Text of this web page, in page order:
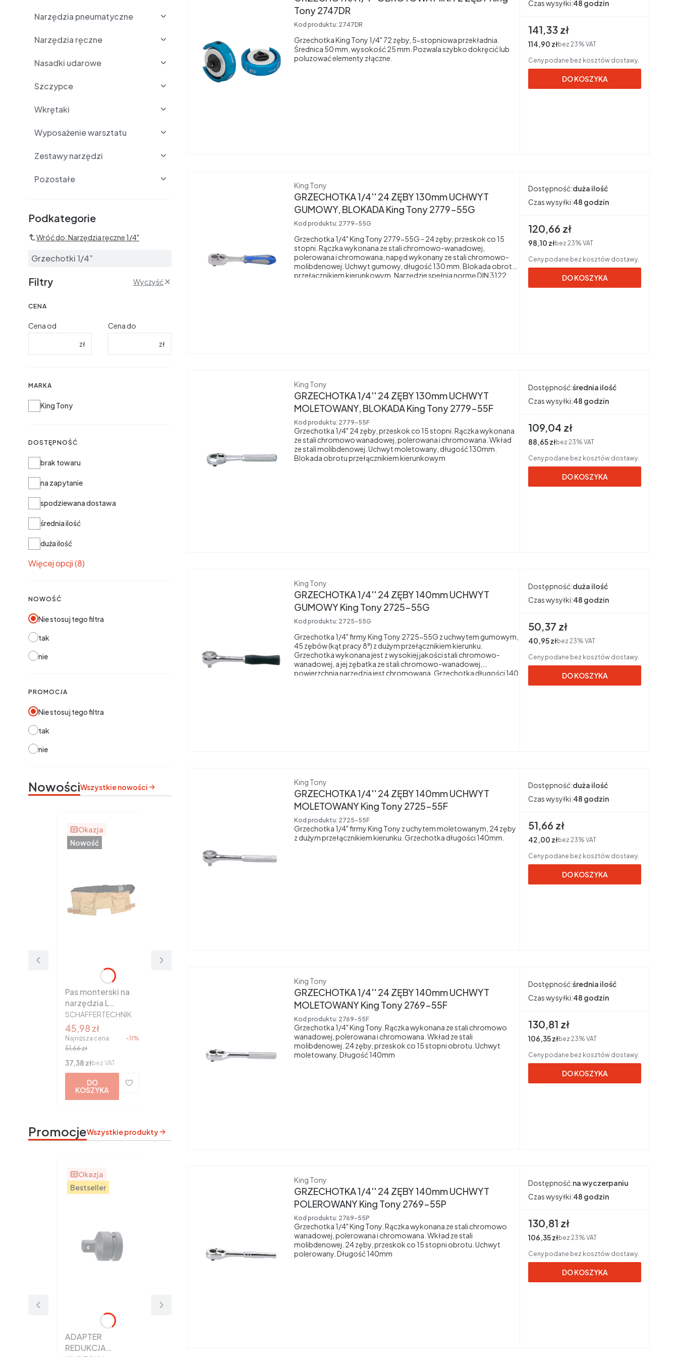
Narzędzia pneumatyczne
Narzędzia ręczne
Nasadki udarowe
Szczypce
Wkrętaki
Wyposażenie warsztatu
Zestawy narzędzi
Pozostałe
Podkategorie
Wróć do: Narzędzia ręczne 1/4"
Grzechotki 1/4”
Filtry Wyczyść
CENA
Cena od
zł
Cena do
zł
MARKA
Marka
King Tony
DOSTĘPNOŚĆ
Dostępność
brak towaru
na zapytanie
spodziewana dostawa
średnia ilość
duża ilość
Więcej opcji (8)
NOWOŚĆ
Nie stosuj tego filtra
tak
nie
PROMOCJA
Nie stosuj tego filtra
tak
nie
NowościWszystkie nowości
Okazja
Nowość
Pas monterski na
narzędzia L
zatrzask
SchafferTechnik
PRODUCENT
SCHAFFERTECHNIK
Cena promocyjna
45,98 zł
Najniższa cena:
51,66 zł
-11%
Cena
37,38 złbez VAT
DO
KOSZYKA
PromocjeWszystkie produkty
Okazja
Bestseller
ADAPTER
REDUKCJA
Tony 2747DR
Kod produktu: 2747DR
Grzechotka King Tony 1/4" 72 zęby, 5-stopniowa przekładnia.
Średnica 50 mm, wysokość 25 mm. Pozwala szybko dokręcić lub
poluzować elementy złączne.
Czas wysyłki:48 godzin
Cena brutto
141,33 zł
Cena netto
114,90 złbez 23% VAT
Ceny podane bez kosztów dostawy.
DO KOSZYKA
Producent
King Tony
GRZECHOTKA 1/4'' 24 ZĘBY 130mm UCHWYT
GUMOWY, BLOKADA King Tony 2779-55G
Kod produktu: 2779-55G
Grzechotka 1/4" King Tony 2779-55G - 24 zęby, przeskok co 15
stopni. Rączka wykonana ze stali chromowo-wanadowej,
polerowana i chromowana, napęd wykonany ze stali chromowo-
molibdenowej. Uchwyt gumowy, długość 130 mm. Blokada obrotu
przełącznikiem kierunkowym. Narzędzie spełnia normę DIN 3122.
Dostępność:duża ilość
Czas wysyłki:48 godzin
Cena brutto
120,66 zł
Cena netto
98,10 złbez 23% VAT
Ceny podane bez kosztów dostawy.
DO KOSZYKA
Producent
King Tony
GRZECHOTKA 1/4'' 24 ZĘBY 130mm UCHWYT
MOLETOWANY, BLOKADA King Tony 2779-55F
Kod produktu: 2779-55F
Grzechotka 1/4" 24 zęby, przeskok co 15 stopni. Rączka wykonana
ze stali chromowo wanadowej, polerowana i chromowana. Wkład
ze stali molibdenowej. Uchwyt moletowany, długość 130mm.
Blokada obrotu przełącznikiem kierunkowym
Dostępność:średnia ilość
Czas wysyłki:48 godzin
Cena brutto
109,04 zł
Cena netto
88,65 złbez 23% VAT
Ceny podane bez kosztów dostawy.
DO KOSZYKA
Producent
King Tony
GRZECHOTKA 1/4'' 24 ZĘBY 140mm UCHWYT
GUMOWY King Tony 2725-55G
Kod produktu: 2725-55G
Grzechotka 1/4" firmy King Tony 2725-55G z uchwytem gumowym,
45 zębów (kąt pracy 8°) z dużym przełącznikiem kierunku.
Grzechotka wykonana jest z wysokiej jakości stali chromowo-
wanadowej, a jej zębatka ze stali chromowo-wanadowej,
powierzchnia narzędzia jest chromowana. Grzechotka długości 140
Dostępność:duża ilość
Czas wysyłki:48 godzin
Cena brutto
50,37 zł
Cena netto
40,95 złbez 23% VAT
Ceny podane bez kosztów dostawy.
DO KOSZYKA
Producent
King Tony
GRZECHOTKA 1/4'' 24 ZĘBY 140mm UCHWYT
MOLETOWANY King Tony 2725-55F
Kod produktu: 2725-55F
Grzechotka 1/4" firmy King Tony z uchytem moletowanym, 24 zęby
z dużym przełącznikiem kierunku. Grzechotka długości 140mm.
Dostępność:duża ilość
Czas wysyłki:48 godzin
Cena brutto
51,66 zł
Cena netto
42,00 złbez 23% VAT
Ceny podane bez kosztów dostawy.
DO KOSZYKA
Producent
King Tony
GRZECHOTKA 1/4'' 24 ZĘBY 140mm UCHWYT
MOLETOWANY King Tony 2769-55F
Kod produktu: 2769-55F
Grzechotka 1/4" King Tony. Rączka wykonana ze stali chromowo
wanadowej, polerowana i chromowana. Wkład ze stali
molibdenowej. 24 zęby, przeskok co 15 stopni obrotu. Uchwyt
moletowany. Długość 140mm
Dostępność:średnia ilość
Czas wysyłki:48 godzin
Cena brutto
130,81 zł
Cena netto
106,35 złbez 23% VAT
Ceny podane bez kosztów dostawy.
DO KOSZYKA
Producent
King Tony
GRZECHOTKA 1/4'' 24 ZĘBY 140mm UCHWYT
POLEROWANY King Tony 2769-55P
Kod produktu: 2769-55P
Grzechotka 1/4" King Tony. Rączka wykonana ze stali chromowo
wanadowej, polerowana i chromowana. Wkład ze stali
molibdenowej. 24 zęby, przeskok co 15 stopni obrotu. Uchwyt
polerowany. Długość 140mm
Dostępność:na wyczerpaniu
Czas wysyłki:48 godzin
Cena brutto
130,81 zł
Cena netto
106,35 złbez 23% VAT
Ceny podane bez kosztów dostawy.
DO KOSZYKA